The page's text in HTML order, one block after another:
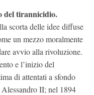
del tirannicidio.
scorta delle idee diffuse
un mezzo moralmente
avvio alla rivoluzione.
e l’inizio del
di attentati a sfondo
II; nel 1894